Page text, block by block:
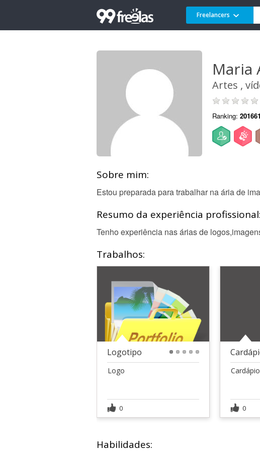
Freelancers
Maria
Artes ,
Ranking:
Sobre mim:
Estou preparada para trabalhar na ária de
Resumo da experiência profissional:
Tenho experiência nas árias de
Trabalhos:
Logotipo
Logo
0 0
Habilidades: